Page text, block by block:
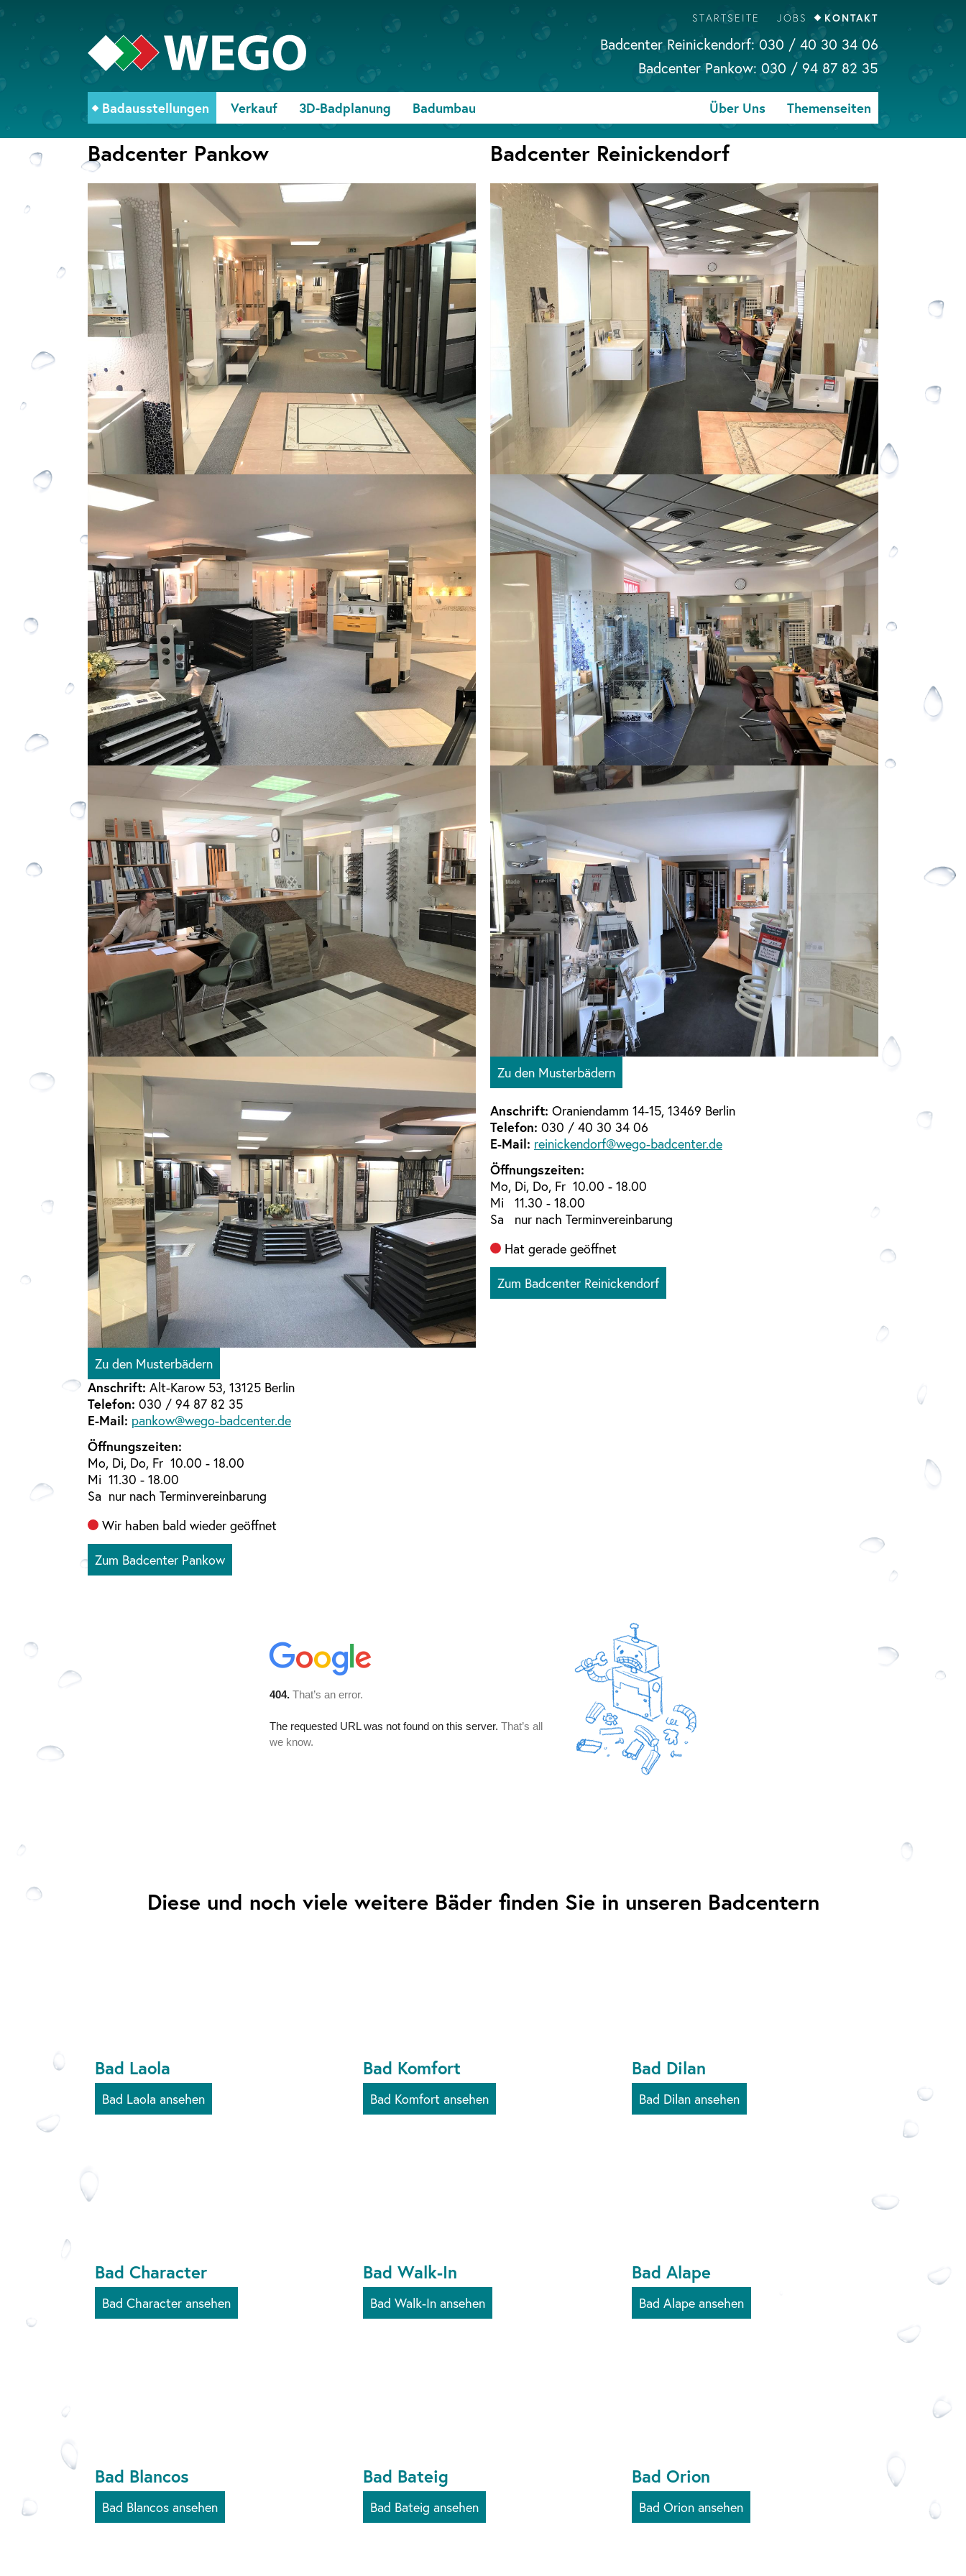
STARTSEITE JOBS KONTAKT
Badcenter Reinickendorf:030 / 40 30 34 06
Badcenter Pankow: 030 / 94 87 82 35
Badausstellungen Verkauf 3D-Badplanung Badumbau Über Uns Themenseiten
Badcenter Pankow
Zu den Musterbädern
Anschrift: Alt-Karow 53, 13125 Berlin
Telefon: 030 / 94 87 82 35
E-Mail: pankow@wego-badcenter.de
Öffnungszeiten:
Mo, Di, Do, Fr 10.00 - 18.00
Mi 11.30 - 18.00
Sa nur nach Terminvereinbarung
Wir haben bald wieder geöffnet
Zum Badcenter Pankow
Badcenter Reinickendorf
Zu den Musterbädern
Anschrift: Oraniendamm 14-15, 13469 Berlin
Telefon: 030 / 40 30 34 06
E-Mail: reinickendorf@wego-badcenter.de
Öffnungszeiten:
Mo, Di, Do, Fr 10.00 - 18.00
Mi 11.30 - 18.00
Sa nur nach Terminvereinbarung
Hat gerade geöffnet
Zum Badcenter Reinickendorf
Diese und noch viele weitere Bäder finden Sie in unseren Badcentern
Bad Laola
Bad Laola ansehen
Bad Komfort
Bad Komfort ansehen
Bad Dilan
Bad Dilan ansehen
Bad Character
Bad Character ansehen
Bad Walk-In
Bad Walk-In ansehen
Bad Alape
Bad Alape ansehen
Bad Blancos
Bad Blancos ansehen
Bad Bateig
Bad Bateig ansehen
Bad Orion
Bad Orion ansehen